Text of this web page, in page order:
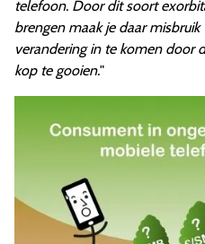
telefoon. Door dit soort
brengen maak je daar
verandering in te komen door
kop te gooien."